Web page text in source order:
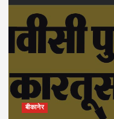
बीकानेर